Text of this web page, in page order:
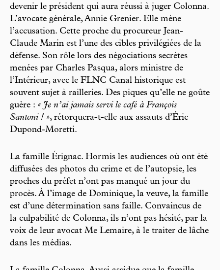
devenir le président qui aura réussi à juger Colonna.
L’avocate générale, Annie Grenier. Elle mène
l’accusation. Cette proche du procureur Jean-
Claude Marin est l’une des cibles privilégiées de la
défense. Son rôle lors des négociations secrètes
menées par Charles Pasqua, alors ministre de
l’Intérieur, avec le FLNC Canal historique est
souvent sujet à railleries. Des piques qu’elle ne goûte
guère : « Je n’ai jamais servi le café à François
Santoni ! », rétorquera-t-elle aux assauts d’Éric
Dupond-Moretti.
La famille Érignac. Hormis les audiences où ont été
diffusées des photos du crime et de l’autopsie, les
proches du préfet n’ont pas manqué un jour du
procès. À l’image de Dominique, la veuve, la famille
est d’une détermination sans faille. Convaincus de
la culpabilité de Colonna, ils n’ont pas hésité, par la
voix de leur avocat Me Lemaire, à le traiter de lâche
dans les médias.